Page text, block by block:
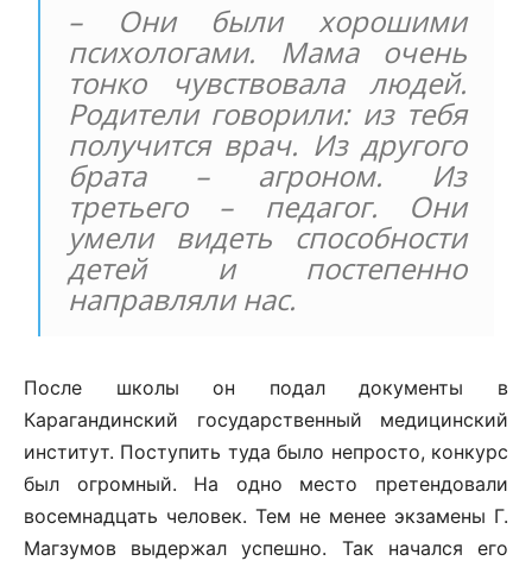
– Они были хорошими
психологами. Мама очень
тонко чувствовала людей.
Родители говорили: из тебя
получится врач. Из другого
брата – агроном. Из
третьего – педагог. Они
умели видеть способности
детей и постепенно
направляли нас.
После школы он подал документы в
Карагандинский государственный медицинский
институт. Поступить туда было непросто, конкурс
был огромный. На одно место претендовали
восемнадцать человек. Тем не менее экзамены Г.
Магзумов выдержал успешно. Так начался его